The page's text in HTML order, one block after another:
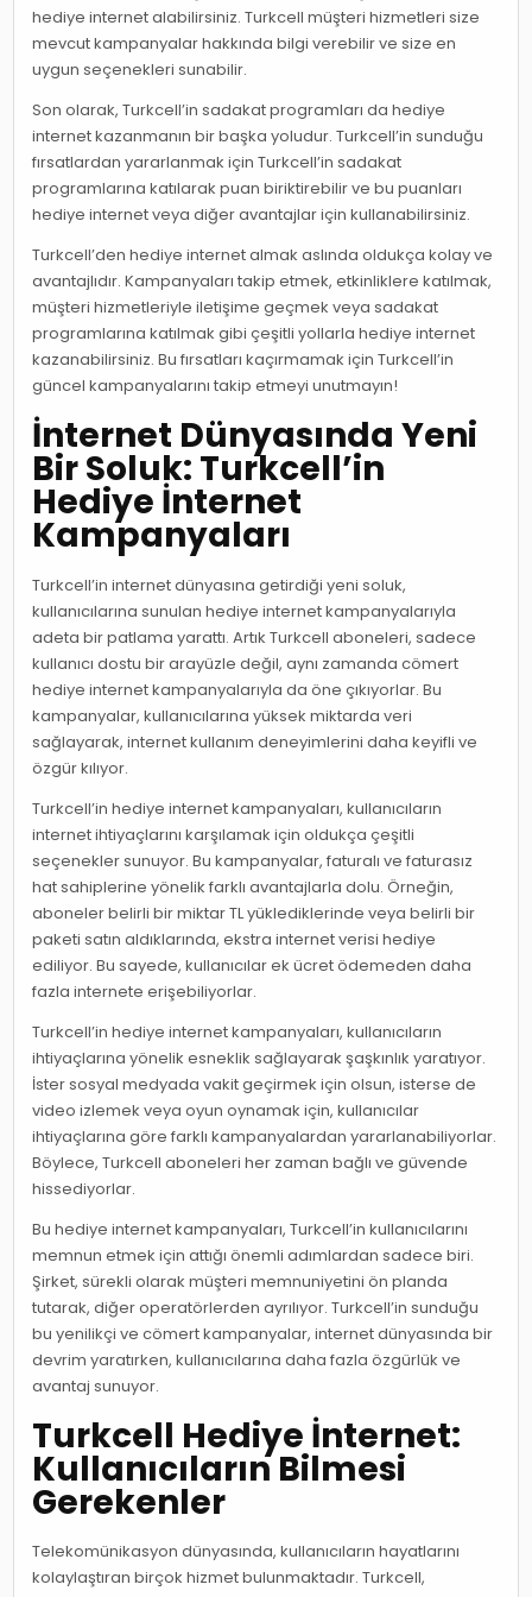
hediye internet alabilirsiniz. Turkcell müşteri hizmetleri size
mevcut kampanyalar hakkında bilgi verebilir ve size en
uygun seçenekleri sunabilir.
Son olarak, Turkcell’in sadakat programları da hediye
internet kazanmanın bir başka yoludur. Turkcell’in sunduğu
fırsatlardan yararlanmak için Turkcell’in sadakat
programlarına katılarak puan biriktirebilir ve bu puanları
hediye internet veya diğer avantajlar için kullanabilirsiniz.
Turkcell’den hediye internet almak aslında oldukça kolay ve
avantajlıdır. Kampanyaları takip etmek, etkinliklere katılmak,
müşteri hizmetleriyle iletişime geçmek veya sadakat
programlarına katılmak gibi çeşitli yollarla hediye internet
kazanabilirsiniz. Bu fırsatları kaçırmamak için Turkcell’in
güncel kampanyalarını takip etmeyi unutmayın!
İnternet Dünyasında Yeni
Bir Soluk: Turkcell’in
Hediye İnternet
Kampanyaları
Turkcell’in internet dünyasına getirdiği yeni soluk,
kullanıcılarına sunulan hediye internet kampanyalarıyla
adeta bir patlama yarattı. Artık Turkcell aboneleri, sadece
kullanıcı dostu bir arayüzle değil, aynı zamanda cömert
hediye internet kampanyalarıyla da öne çıkıyorlar. Bu
kampanyalar, kullanıcılarına yüksek miktarda veri
sağlayarak, internet kullanım deneyimlerini daha keyifli ve
özgür kılıyor.
Turkcell’in hediye internet kampanyaları, kullanıcıların
internet ihtiyaçlarını karşılamak için oldukça çeşitli
seçenekler sunuyor. Bu kampanyalar, faturalı ve faturasız
hat sahiplerine yönelik farklı avantajlarla dolu. Örneğin,
aboneler belirli bir miktar TL yüklediklerinde veya belirli bir
paketi satın aldıklarında, ekstra internet verisi hediye
ediliyor. Bu sayede, kullanıcılar ek ücret ödemeden daha
fazla internete erişebiliyorlar.
Turkcell’in hediye internet kampanyaları, kullanıcıların
ihtiyaçlarına yönelik esneklik sağlayarak şaşkınlık yaratıyor.
İster sosyal medyada vakit geçirmek için olsun, isterse de
video izlemek veya oyun oynamak için, kullanıcılar
ihtiyaçlarına göre farklı kampanyalardan yararlanabiliyorlar.
Böylece, Turkcell aboneleri her zaman bağlı ve güvende
hissediyorlar.
Bu hediye internet kampanyaları, Turkcell’in kullanıcılarını
memnun etmek için attığı önemli adımlardan sadece biri.
Şirket, sürekli olarak müşteri memnuniyetini ön planda
tutarak, diğer operatörlerden ayrılıyor. Turkcell’in sunduğu
bu yenilikçi ve cömert kampanyalar, internet dünyasında bir
devrim yaratırken, kullanıcılarına daha fazla özgürlük ve
avantaj sunuyor.
Turkcell Hediye İnternet:
Kullanıcıların Bilmesi
Gerekenler
Telekomünikasyon dünyasında, kullanıcıların hayatlarını
kolaylaştıran birçok hizmet bulunmaktadır. Turkcell,